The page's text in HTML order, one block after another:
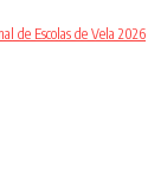
de Escolas de Vela 2026